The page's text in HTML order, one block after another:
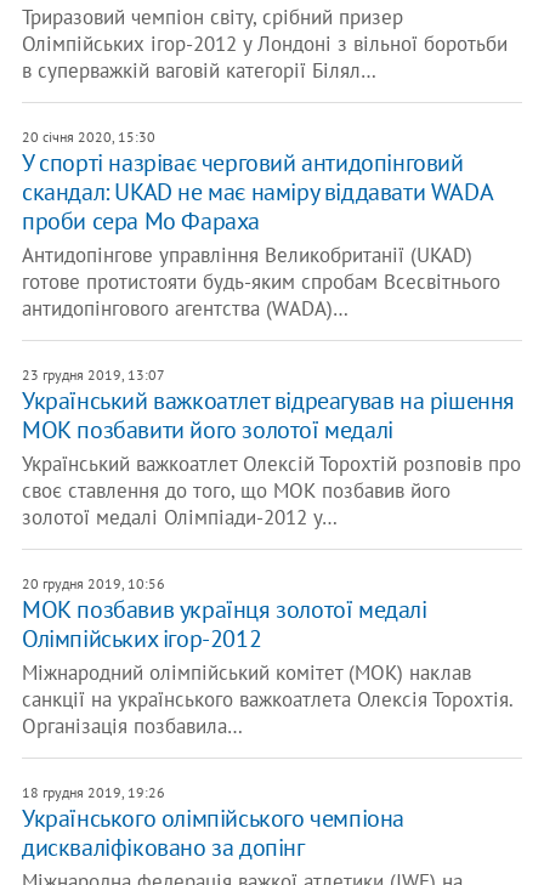
Триразовий чемпіон світу, срібний призер
Олімпійських ігор-2012 у Лондоні з вільної боротьби
в суперважкій ваговій категорії Білял…
20 січня 2020, 15:30
У спорті назріває черговий антидопінговий
скандал: UKAD не має наміру віддавати WADA
проби сера Мо Фараха
Антидопінгове управління Великобританії (UKAD)
готове протистояти будь-яким спробам Всесвітнього
антидопінгового агентства (WADA)…
23 грудня 2019, 13:07
Український важкоатлет відреагував на рішення
МОК позбавити його золотої медалі
Український важкоатлет Олексій Торохтій розповів про
своє ставлення до того, що МОК позбавив його
золотої медалі Олімпіади-2012 у…
20 грудня 2019, 10:56
МОК позбавив українця золотої медалі
Олімпійських ігор-2012
Міжнародний олімпійський комітет (МОК) наклав
санкції на українського важкоатлета Олексія Торохтія.
Організація позбавила…
18 грудня 2019, 19:26
Українського олімпійського чемпіона
дискваліфіковано за допінг